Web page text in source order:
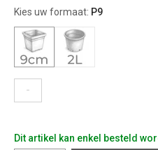
Kies uw formaat: P9
-
Dit artikel kan enkel besteld